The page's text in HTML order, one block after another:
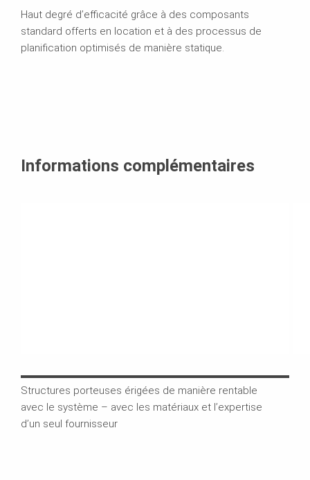
Haut degré d’efficacité grâce à des composants
standard offerts en location et à des processus de
planification optimisés de manière statique.
Informations complémentaires
Structures porteuses érigées de manière rentable
avec le système – avec les matériaux et l’expertise
d’un seul fournisseur